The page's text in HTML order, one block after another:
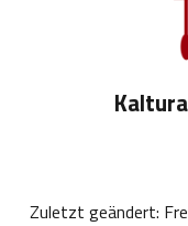
Zuletzt geändert: